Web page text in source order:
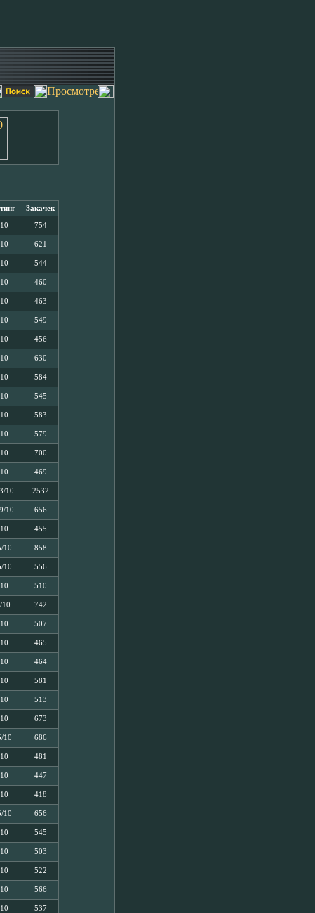
Закачек
754
621
544
460
463
549
456
630
584
545
583
579
700
469
10 2532
10 656
455
10 858
10 556
510
10 742
507
465
464
581
513
673
10 686
481
447
418
10 656
545
503
522
566
537